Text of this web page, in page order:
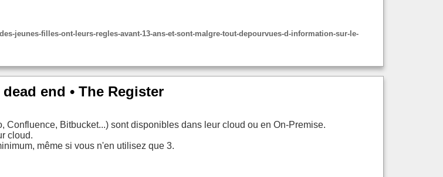
jeunes-filles-ont-leurs-regles-avant-13-ans-et-sont-malgre-tout-depourvues-d-information-sur-le-
end • The Register
Bitbucket...) sont disponibles dans leur cloud ou en On-Premise.
cloud.
même si vous n'en utilisez que 3.